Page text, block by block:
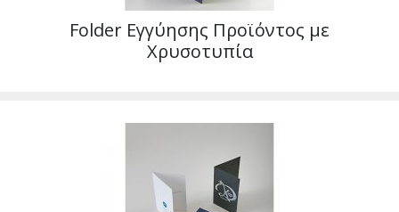
Folder Εγγύησης Προϊόντος με
Χρυσοτυπία